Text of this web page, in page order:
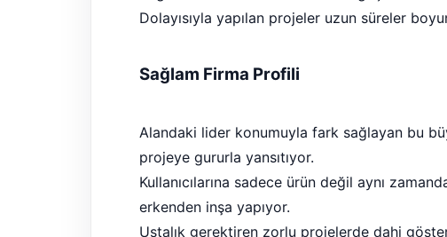
Dolayısıyla yapılan projeler uzun süreler
Sağlam Firma Profili
Alandaki lider konumuyla fark sağlayan bu
projeye gururla yansıtıyor.
Kullanıcılarına sadece ürün değil aynı
erkenden inşa yapıyor.
Ustalık gerektiren zorlu projelerde dahi